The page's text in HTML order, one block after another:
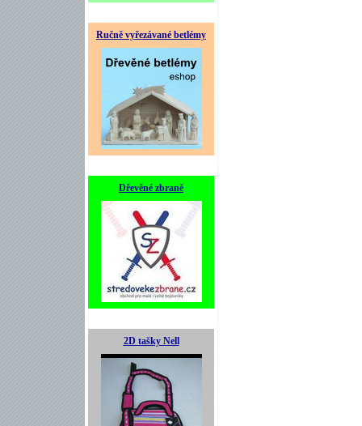
Ručně vyřezávané betlémy
Dřevěné zbraně
2D tašky Nell